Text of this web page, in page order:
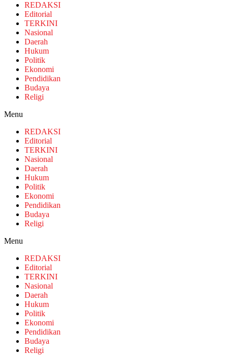
REDAKSI
Editorial
TERKINI
Nasional
Daerah
Hukum
Politik
Ekonomi
Pendidikan
Budaya
Religi
Menu
REDAKSI
Editorial
TERKINI
Nasional
Daerah
Hukum
Politik
Ekonomi
Pendidikan
Budaya
Religi
Menu
REDAKSI
Editorial
TERKINI
Nasional
Daerah
Hukum
Politik
Ekonomi
Pendidikan
Budaya
Religi